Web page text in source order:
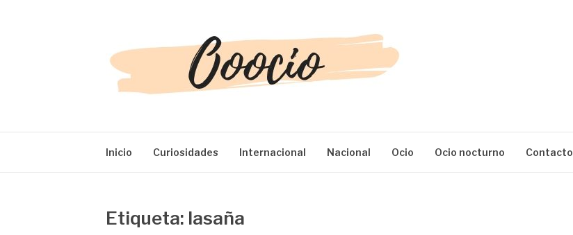
Inicio Curiosidades Internacional Nacional Ocio Ocio nocturno Contacto
Etiqueta: lasaña